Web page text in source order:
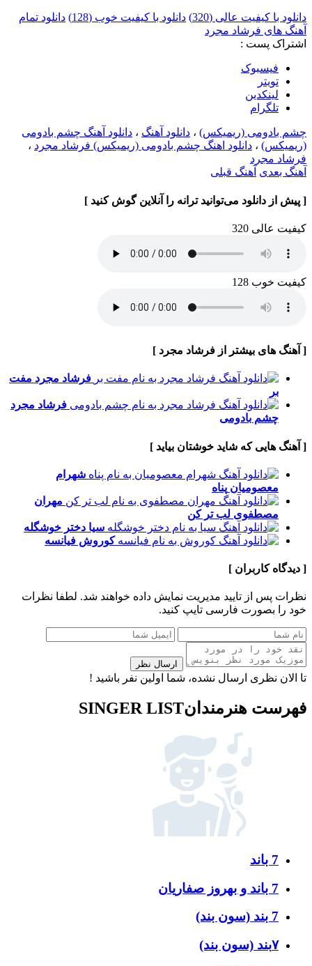
دانلود با کیفیت عالی (320) دانلود با کیفیت خوب (128)
دانلود تمام
آهنگ های فرشاد مجرد
اشتراک پست :
فيسبوک
تويتر
لینکدین
تلگرام
چشم بادومی (ریمیکس) ، دانلود آهنگ ، دانلود آهنگ چشم بادومی
(ریمیکس) ، دانلود اهنگ چشم بادومی (ریمیکس) فرشاد مجرد ،
فرشاد مجرد
آهنگ بعدی آهنگ قبلی
[ پیش از دانلود می‌توانید ترانه را آنلاین گوش کنید ]
کیفیت عالی 320
کیفیت خوب 128
[ آهنگ های بیشتر از فرشاد مجرد ]
فرشاد مجرد مفت
بر
فرشاد مجرد
چشم بادومی
[ آهنگ هایی که شاید خوشتان بیاید ]
شهرام
معصومیان پناه
مهران
مصطفوی لب تر کن
سیا دختر خوشگله
کوروش فیانسه
[ دیدگاه کاربران ]
نظرات پس از تایید مدیریت نمایش داده خواهند شد. لطفا نظرات
خود را بصورت فارسی تایپ کنید.
ارسال نظر
تا الان نظری ارسال نشده، شما اولین نفر باشید !
فهرست هنرمندانSINGER LIST
7 باند
7 باند و بهروز صفاریان
7 بند (سون بند)
۷بند (سون بند)